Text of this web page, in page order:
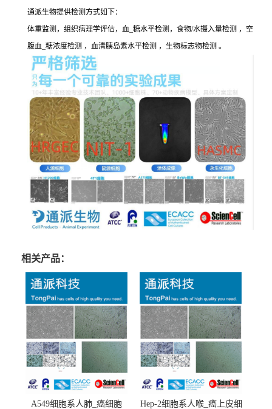
通派生物提供检测方式如下：
体重监测，组织病理学评估，血_糖水平检测，食物/水摄入量检测 ，空
腹血_糖浓度检测 ，血清胰岛素水平检测 ，生物标志物检测 。
相关产品：
A549细胞系人肺_癌细胞
Hep-2细胞系人喉_癌上皮细